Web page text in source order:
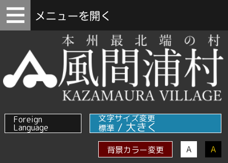
Foreign
Language
文字サイズ変更
標準 / 大きく
背景カラー変更 A A